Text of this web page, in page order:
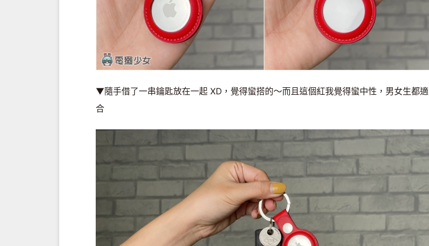
▼隨手借了一串鑰匙放在一起 XD，覺得蠻搭的～而且這個紅我覺得蠻中性，男女生都適
合